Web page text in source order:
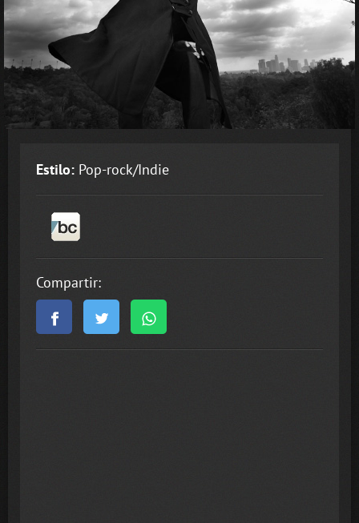
Estilo: Pop-rock/Indie
Compartir: